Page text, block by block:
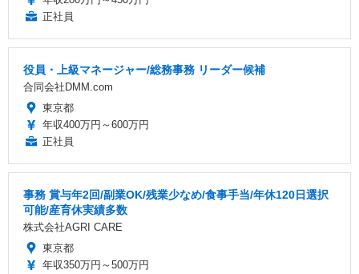
正社員
役員・上級マネージャー/総務事務 リーダー候補
合同会社DMM.com
東京都
年収400万円～600万円
正社員
事務 賞与年2回/副業OK/残業少なめ/食事手当/年休120日選択
可能/産育休実績多数
株式会社AGRI CARE
東京都
年収350万円～500万円